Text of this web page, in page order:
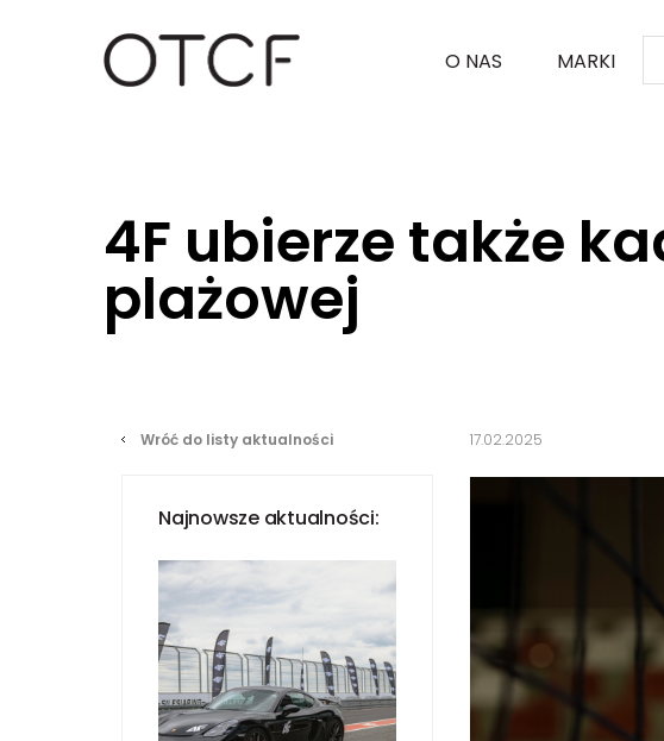
O NAS MARKI
4F ubierze także
plażowej
17.02.2025
Wróć do listy aktualności
Najnowsze aktualności: